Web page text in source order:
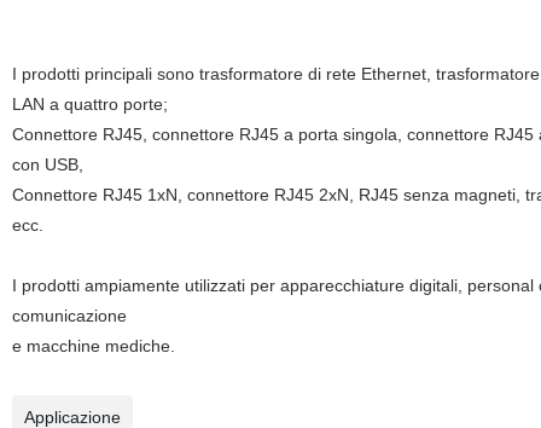
I prodotti principali sono trasformatore di rete Ethernet,
LAN a quattro porte;
Connettore RJ45, connettore RJ45 a porta singola, connettore
con USB,
Connettore RJ45 1xN, connettore RJ45 2xN, RJ45 senza magneti,
ecc.
I prodotti ampiamente utilizzati per apparecchiature digitali,
comunicazione
e macchine mediche.
Applicazione